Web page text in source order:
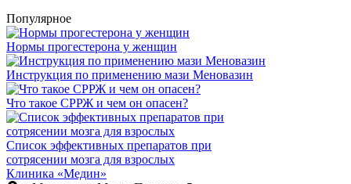
Популярное
Нормы прогестерона у женщин
Инструкция по применению мази Меновазин
Что такое СРРЖ и чем он опасен?
Список эффективных препаратов при
сотрясении мозга для взрослых
Клиника «Медин»